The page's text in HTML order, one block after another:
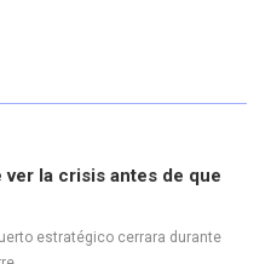
ver la crisis antes de que
estratégico cerrara durante